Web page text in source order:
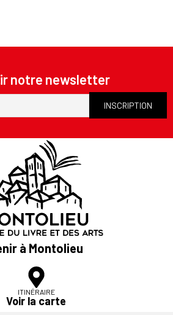
notre newsletter
à Montolieu
ITINÉRAIRE
Voir la carte